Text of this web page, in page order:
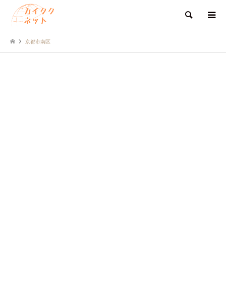
検索
京都市南区